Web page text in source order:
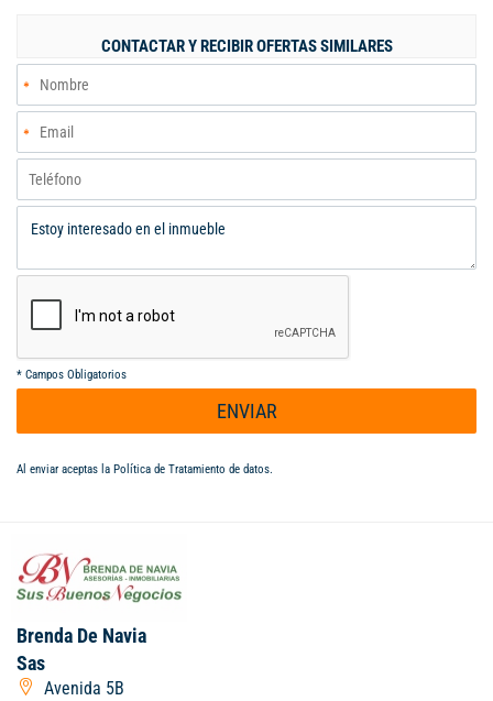
CONTACTAR Y RECIBIR OFERTAS SIMILARES
* Campos Obligatorios
ENVIAR
Al enviar aceptas la Política de Tratamiento de datos.
Brenda De Navia
Sas
Avenida 5B